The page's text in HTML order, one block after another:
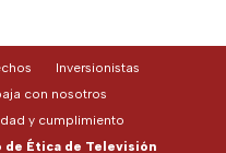
Inversionistas
con nosotros
y cumplimiento
de Ética de Televisión